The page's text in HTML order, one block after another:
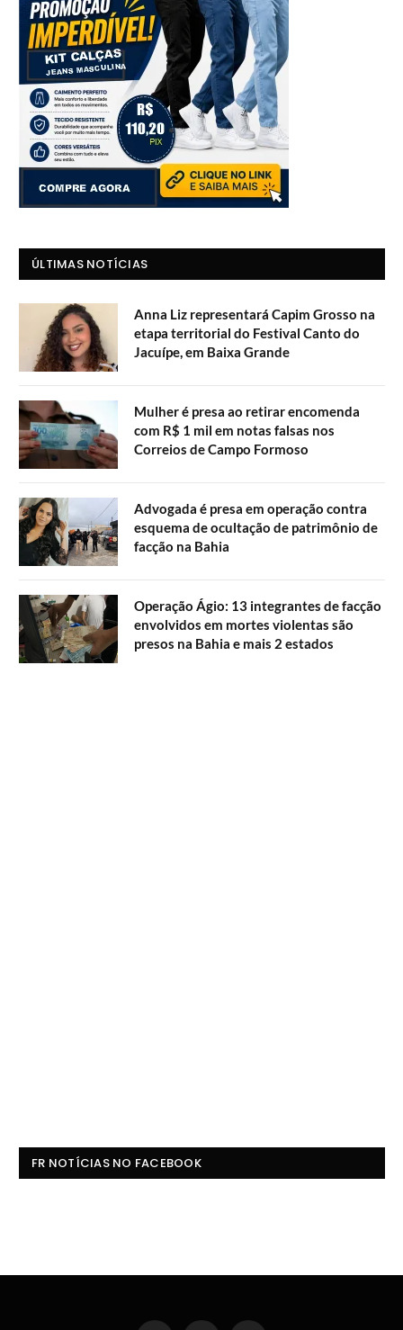
ÚLTIMAS NOTÍCIAS
Anna Liz representará Capim Grosso na
etapa territorial do Festival Canto do
Jacuípe, em Baixa Grande
Mulher é presa ao retirar encomenda
com R$ 1 mil em notas falsas nos
Correios de Campo Formoso
Advogada é presa em operação contra
esquema de ocultação de patrimônio de
facção na Bahia
Operação Ágio: 13 integrantes de facção
envolvidos em mortes violentas são
presos na Bahia e mais 2 estados
FR NOTÍCIAS NO FACEBOOK